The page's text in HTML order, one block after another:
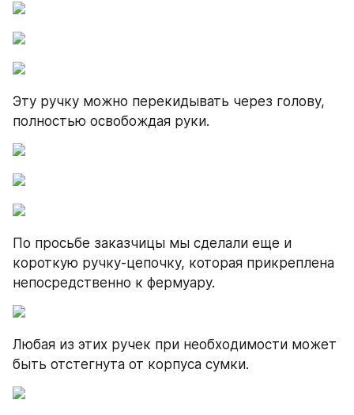
Эту ручку можно перекидывать через голову,
полностью освобождая руки.
По просьбе заказчицы мы сделали еще и
короткую ручку-цепочку, которая прикреплена
непосредственно к фермуару.
Любая из этих ручек при необходимости может
быть отстегнута от корпуса сумки.